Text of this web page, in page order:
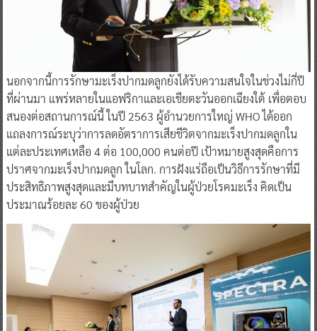
นอกจากนี้การรักษามะเร็งปากมดลูกยังได้รับความสนใจในช่วงไม่กี่ปี
ที่ผ่านมา แพร่หลายในแอฟริกาและเอเชียตะวันออกเฉียงใต้ เพื่อตอบ
สนองต่อสถานการณ์นี้ ในปี 2563 ผู้อำนวยการใหญ่ WHO ได้ออก
แถลงการณ์ระบุว่าการลดอัตราการเสียชีวิตจากมะเร็งปากมดลูกใน
แต่ละประเทศเหลือ 4 ต่อ 100,000 คนต่อปี เป้าหมายสูงสุดคือการ
ปราศจากมะเร็งปากมดลูก ในโลก. การฝังแร่ถือเป็นวิธีการรักษาที่มี
ประสิทธิภาพสูงสุดและมีบทบาทสำคัญในผู้ป่วยโรคมะเร็ง คิดเป็น
ประมาณร้อยละ 60 ของผู้ป่วย